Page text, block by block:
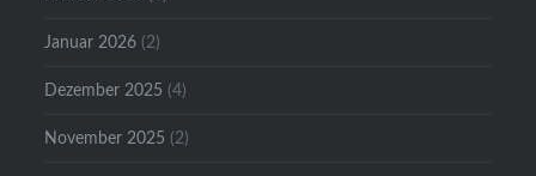
Januar 2026 (2)
Dezember 2025 (4)
November 2025 (2)